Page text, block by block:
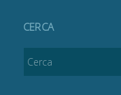
CERCA